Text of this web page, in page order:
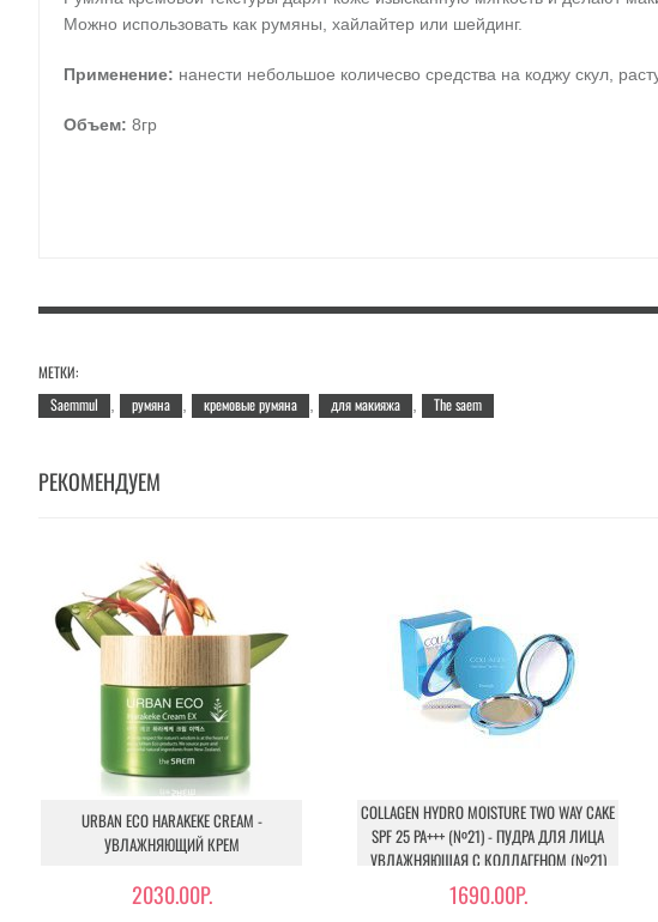
Можно использовать как румяны, хайлайтер или шейдинг.
Применение: нанести небольшое количесво средства на коджу скул,
Объем: 8гр
МЕТКИ:
Saemmul
румяна кремовые румяна для макияжа The saem
РЕКОМЕНДУЕМ
URBAN ECO HARAKEKE CREAM -
УВЛАЖНЯЮЩИЙ КРЕМ
2030.00Р.
COLLAGEN HYDRO MOISTURE TWO WAY CAKE
SPF 25 PA+++ (№21) - ПУДРА ДЛЯ ЛИЦА
УВЛАЖНЯЮЩАЯ С КОЛЛАГЕНОМ (№21)
1690.00Р.